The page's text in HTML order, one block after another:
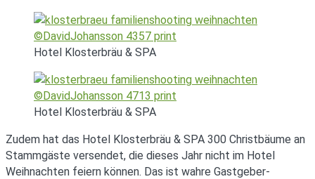
Hotel Klosterbräu & SPA
Hotel Klosterbräu & SPA
Zudem hat das Hotel Klosterbräu & SPA 300 Christbäume an
Stammgäste versendet, die dieses Jahr nicht im Hotel
Weihnachten feiern können. Das ist wahre Gastgeber-